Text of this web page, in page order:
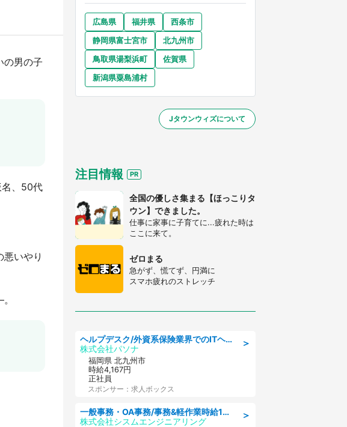
奈良 和歌山
山口
愛媛
大分 宮崎
イキュー！！』×老
『小林さんちのメイドラゴン』と舞台
のモデル・越谷がコラボ 田んぼアー
トの見頃にあわせて企画続々【7／31
～】
の男の子
名、50代
いやり
広島県 福井県
西条市
静岡県富士宮市
北九州市
鳥取県湯梨浜町
佐賀県
新潟県粟島浦村
Jタウンウィズについて
注目情報
全国の優しさ集まる【ほっこりタ
ウン】できました。
仕事に家事に子育てに...疲れた時は
ここに来て。
ゼロまる
急がず、慌てず、円満に
スマホ疲れのストレッチ
＞
ヘルプデスク/外資系保険業界でのITヘルプデスク業務/駅近/即日勤務可/ヘルプデスク
株式会社パソナ
福岡県 北九州市
時給4,167円
正社員
スポンサー：求人ボックス
＞
一般事務・OA事務/事務&軽作業時給1500円土日祝休み各種社保完備
株式会社シスムエンジニアリング